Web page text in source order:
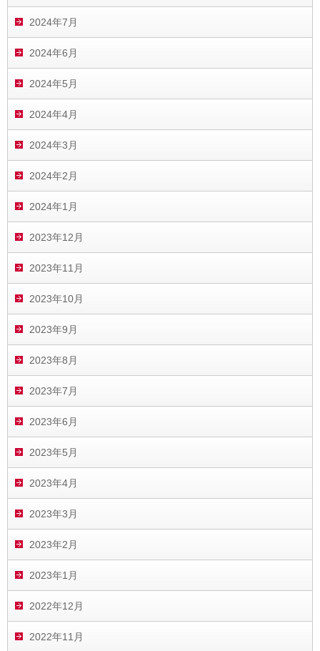
2024年7月
2024年6月
2024年5月
2024年4月
2024年3月
2024年2月
2024年1月
2023年12月
2023年11月
2023年10月
2023年9月
2023年8月
2023年7月
2023年6月
2023年5月
2023年4月
2023年3月
2023年2月
2023年1月
2022年12月
2022年11月